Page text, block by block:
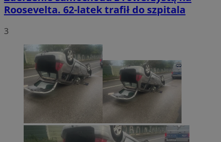
Roosevelta. 62-latek trafił do szpitala
3